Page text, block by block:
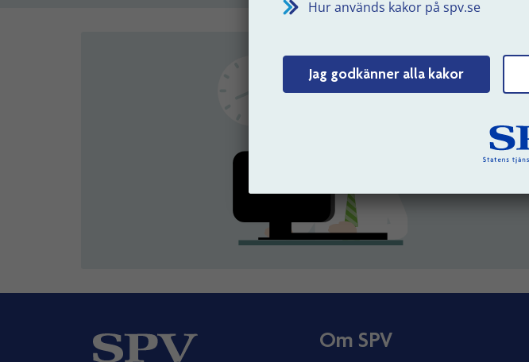
Hur används kakor på spv.se
Jag godkänner alla kakor
Om SPV